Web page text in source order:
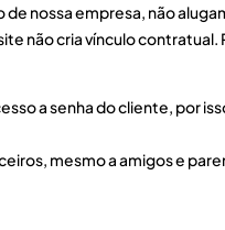
nossa empresa, não
não cria vínculo contratual.
a senha do cliente, por
mesmo a amigos e